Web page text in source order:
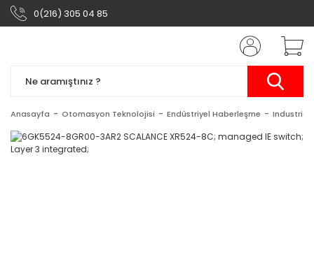
0(216) 305 04 85
Anasayfa Otomasyon Teknolojisi Endüstriyel Haberleşme Industrial